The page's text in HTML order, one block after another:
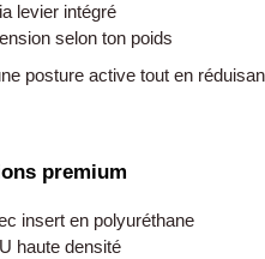
levier intégré
selon ton poids
posture active tout en
premium
insert en polyuréthane
haute densité